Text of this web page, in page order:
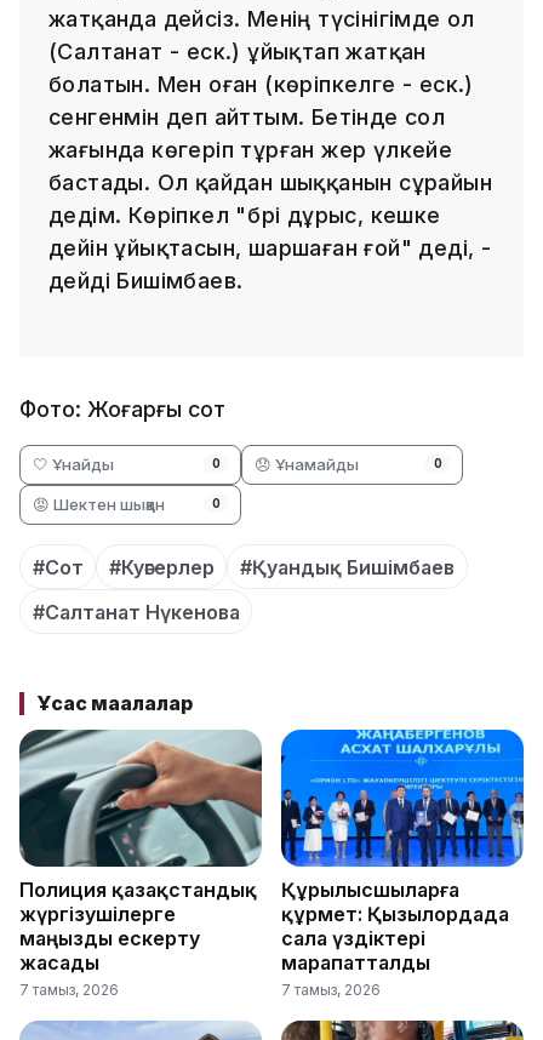
жатқанда дейсіз. Менің түсінігімде ол
(Салтанат - еск.) ұйықтап жатқан
болатын. Мен оған (көріпкелге - еск.)
сенгенмін деп айттым. Бетінде сол
жағында көгеріп тұрған жер үлкейе
бастады. Ол қайдан шыққанын сұрайын
дедім. Көріпкел "бәрі дұрыс, кешке
дейін ұйықтасын, шаршаған ғой" деді, -
дейді Бишімбаев.
Фото: Жоғарғы сот
🤍 Ұнайды 0 😞 Ұнамайды 0
😡 Шектен шыққан 0
#Сот #Куәгерлер
#Қуандық Бишімбаев
#Салтанат Нүкенова
Ұқсас мақалалар
Полиция қазақстандық
жүргізушілерге
маңызды ескерту
жасады
7 тамыз, 2026
Құрылысшыларға
құрмет: Қызылордада
сала үздіктері
марапатталды
7 тамыз, 2026